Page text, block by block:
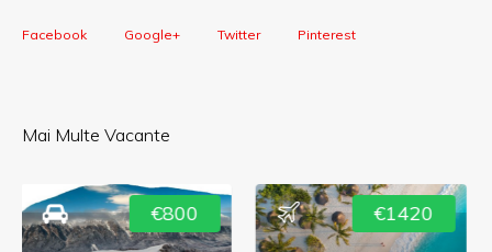
Facebook Google+ Twitter Pinterest
Mai Multe Vacante
€1420 €210